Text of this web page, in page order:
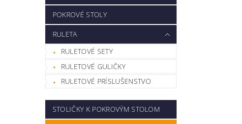
POKROVÉ STOLY
RULETA
RULETOVÉ SETY
RULETOVÉ GULIČKY
RULETOVÉ PRÍSLUŠENSTVO
STOLIČKY K POKROVÝM STOLOM